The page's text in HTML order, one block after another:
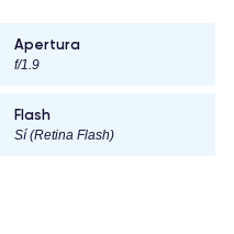
Apertura
f/1.9
Flash
Sí (Retina Flash)